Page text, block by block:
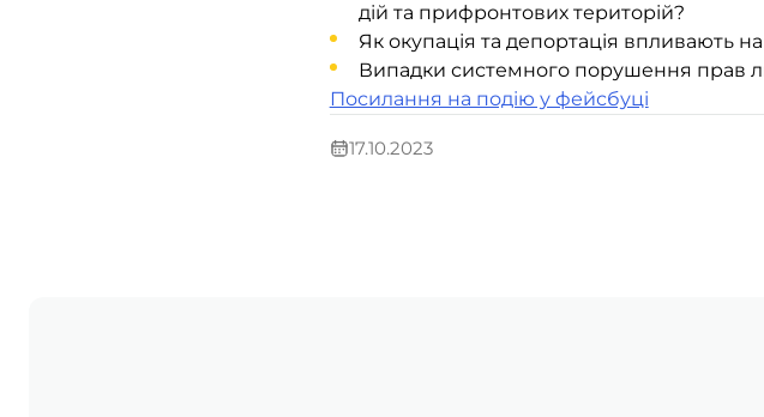
дій та прифронтових територій?
Як окупація та депортація впливають
Випадки системного порушення прав
Посилання на подію у фейсбуці
17.10.2023